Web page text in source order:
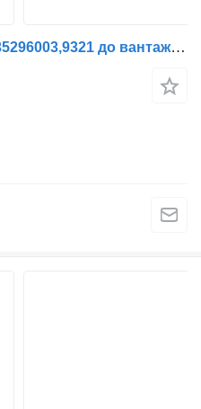
Насос гідропідсилювача 35296003,9321 до вантажівки Renault Midlum | 00